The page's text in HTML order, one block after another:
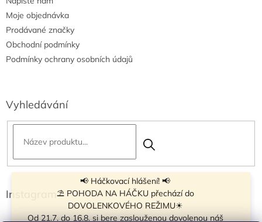
📢 Háčkovací hlášení! 📢
⛱ POHODA NA HÁČKU přechází do
DOVOLENKOVÉHO REŽIMU☀
Od 21.7. do 16.8. si bere zaslouženou dovolenou náš
Moje objednávka
Prodávané značky
Obchodní podmínky
Podmínky ochrany osobních údajů
Vyhledávání
Instagram